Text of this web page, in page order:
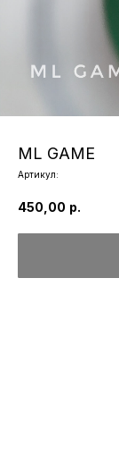
ML GAME
Артикул:
450,00 р.